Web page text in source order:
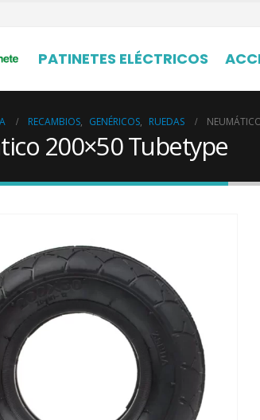
PATINETES ELÉCTRICOS
RECAMBIOS, GENÉRICOS, RUEDAS
200×50 Tubetype